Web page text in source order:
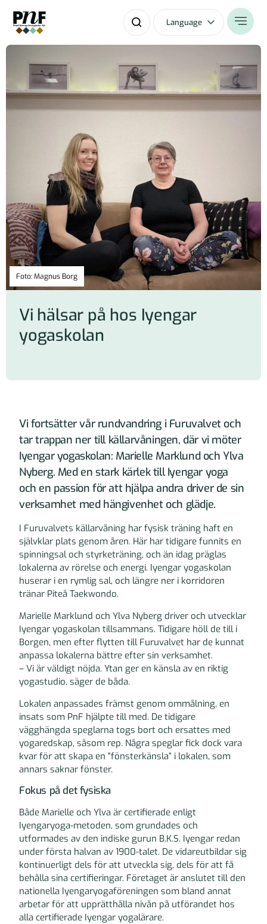
Language
Vi hälsar på hos Iyengar
yogaskolan
Foto: Magnus Borg
Vi fortsätter vår rundvandring i Furuvalvet och
tar trappan ner till källarvåningen, där vi möter
Iyengar yogaskolan: Marielle Marklund och Ylva
Nyberg. Med en stark kärlek till Iyengar yoga
och en passion för att hjälpa andra driver de sin
verksamhet med hängivenhet och glädje.
I Furuvalvets källarvåning har fysisk träning haft en
självklar plats genom åren. Här har tidigare funnits en
spinningsal och styrketräning, och än idag präglas
lokalerna av rörelse och energi. Iyengar yogaskolan
huserar i en rymlig sal, och längre ner i korridoren
tränar Piteå Taekwondo.
Marielle Marklund och Ylva Nyberg driver och utvecklar
Iyengar yogaskolan tillsammans. Tidigare höll de till i
Borgen, men efter flytten till Furuvalvet har de kunnat
anpassa lokalerna bättre efter sin verksamhet.
– Vi är väldigt nöjda. Ytan ger en känsla av en riktig
yogastudio, säger de båda.
Lokalen anpassades främst genom ommålning, en
insats som PnF hjälpte till med. De tidigare
vägghängda speglarna togs bort och ersattes med
yogaredskap, såsom rep. Några speglar fick dock vara
kvar för att skapa en ”fönsterkänsla” i lokalen, som
annars saknar fönster.
Fokus på det fysiska
Både Marielle och Ylva är certifierade enligt
Iyengaryoga-metoden, som grundades och
utformades av den indiske gurun B.K.S. Iyengar redan
under första halvan av 1900-talet. De vidareutbildar sig
kontinuerligt dels för att utveckla sig, dels för att få
behålla sina certifieringar. Företaget är anslutet till den
nationella Iyengaryogaföreningen som bland annat
arbetar för att upprätthålla nivån på utförandet hos
alla certifierade Iyengar yogalärare.